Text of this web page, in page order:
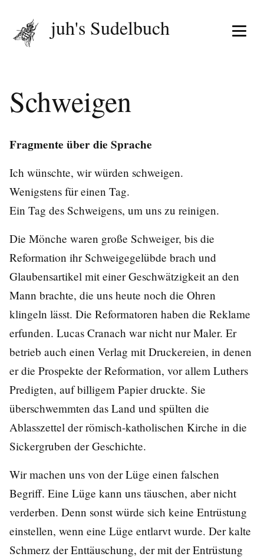
Menü
juh's Sudelbuch
Schweigen
Fragmente über die Sprache
Ich wünschte, wir würden schweigen.
Wenigstens für einen Tag.
Ein Tag des Schweigens, um uns zu reinigen.
Die Mönche waren große Schweiger, bis die
Reformation ihr Schweigegelübde brach und
Glaubensartikel mit einer Geschwätzigkeit an den
Mann brachte, die uns heute noch die Ohren
klingeln lässt. Die Reformatoren haben die Reklame
erfunden. Lucas Cranach war nicht nur Maler. Er
betrieb auch einen Verlag mit Druckereien, in denen
er die Prospekte der Reformation, vor allem Luthers
Predigten, auf billigem Papier druckte. Sie
überschwemmten das Land und spülten die
Ablasszettel der römisch-katholischen Kirche in die
Sickergruben der Geschichte.
Wir machen uns von der Lüge einen falschen
Begriff. Eine Lüge kann uns täuschen, aber nicht
verderben. Denn sonst würde sich keine Entrüstung
einstellen, wenn eine Lüge entlarvt wurde. Der kalte
Schmerz der Enttäuschung, der mit der Entrüstung